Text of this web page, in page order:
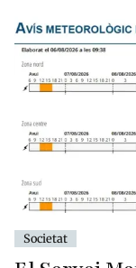
Societat